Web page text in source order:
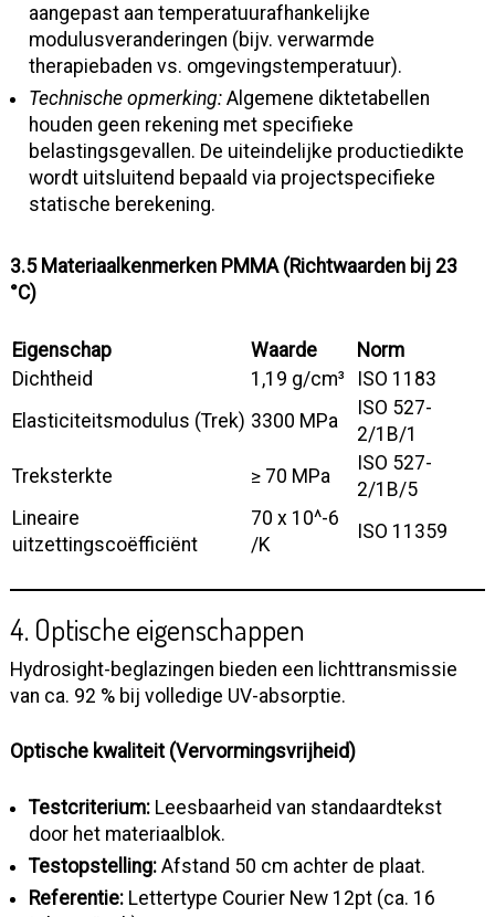
aangepast aan temperatuurafhankelijke
modulusveranderingen (bijv. verwarmde
therapiebaden vs. omgevingstemperatuur).
Technische opmerking: Algemene diktetabellen
houden geen rekening met specifieke
belastingsgevallen. De uiteindelijke productiedikte
wordt uitsluitend bepaald via projectspecifieke
statische berekening.
3.5 Materiaalkenmerken PMMA (Richtwaarden bij 23
°C)
Eigenschap Waarde
Norm
Dichtheid
1,19 g/cm³
ISO 1183
Elasticiteitsmodulus (Trek) 3300 MPa
ISO 527-
2/1B/1
Treksterkte
≥ 70 MPa
ISO 527-
2/1B/5
Lineaire
uitzettingscoëfficiënt
70 x 10^-6
/K
ISO 11359
4. Optische eigenschappen
Hydrosight-beglazingen bieden een lichttransmissie
van ca. 92 % bij volledige UV-absorptie.
Optische kwaliteit (Vervormingsvrijheid)
Testcriterium: Leesbaarheid van standaardtekst
door het materiaalblok.
Testopstelling: Afstand 50 cm achter de plaat.
Referentie: Lettertype Courier New 12pt (ca. 16